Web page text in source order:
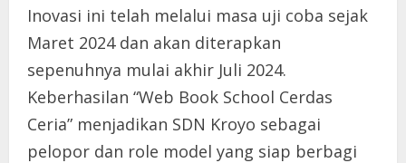
Inovasi ini telah melalui masa uji coba sejak
Maret 2024 dan akan diterapkan
sepenuhnya mulai akhir Juli 2024.
Keberhasilan “Web Book School Cerdas
Ceria” menjadikan SDN Kroyo sebagai
pelopor dan role model yang siap berbagi